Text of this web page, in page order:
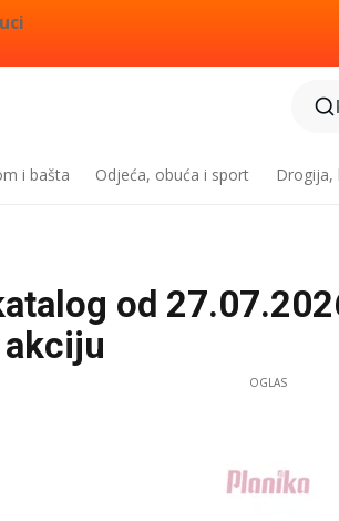
i bašta Odjeća, obuća i sport Drogija,
od
OGLAS